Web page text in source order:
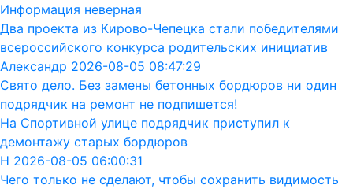
Информация неверная
Два проекта из Кирово-Чепецка стали победителями
всероссийского конкурса родительских инициатив
Александр 2026-08-05 08:47:29
Свято дело. Без замены бетонных бордюров ни один
подрядчик на ремонт не подпишется!
На Спортивной улице подрядчик приступил к
демонтажу старых бордюров
Н 2026-08-05 06:00:31
Чего только не сделают, чтобы сохранить видимость